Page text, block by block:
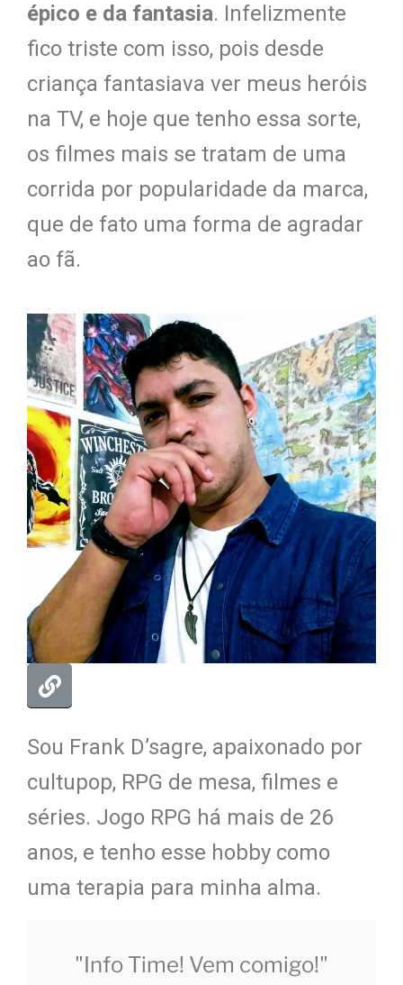
épico e da fantasia. Infelizmente
fico triste com isso, pois desde
criança fantasiava ver meus heróis
na TV, e hoje que tenho essa sorte,
os filmes mais se tratam de uma
corrida por popularidade da marca,
que de fato uma forma de agradar
ao fã.
Sou Frank D’sagre, apaixonado por
cultupop, RPG de mesa, filmes e
séries. Jogo RPG há mais de 26
anos, e tenho esse hobby como
uma terapia para minha alma.
"Info Time! Vem comigo!"